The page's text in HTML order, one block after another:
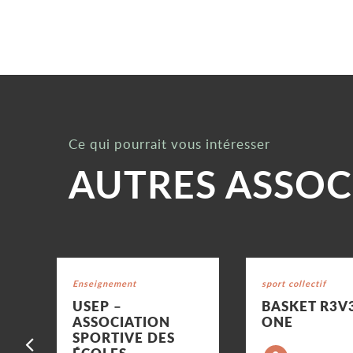
Ce qui pourrait vous intéresser
AUTRES
Précédent
Catégorie : "
Enseignement
USEP –
ASSOCIATION
SPORTIVE DES
Catégorie : "
sport collectif
BASKET
ONE